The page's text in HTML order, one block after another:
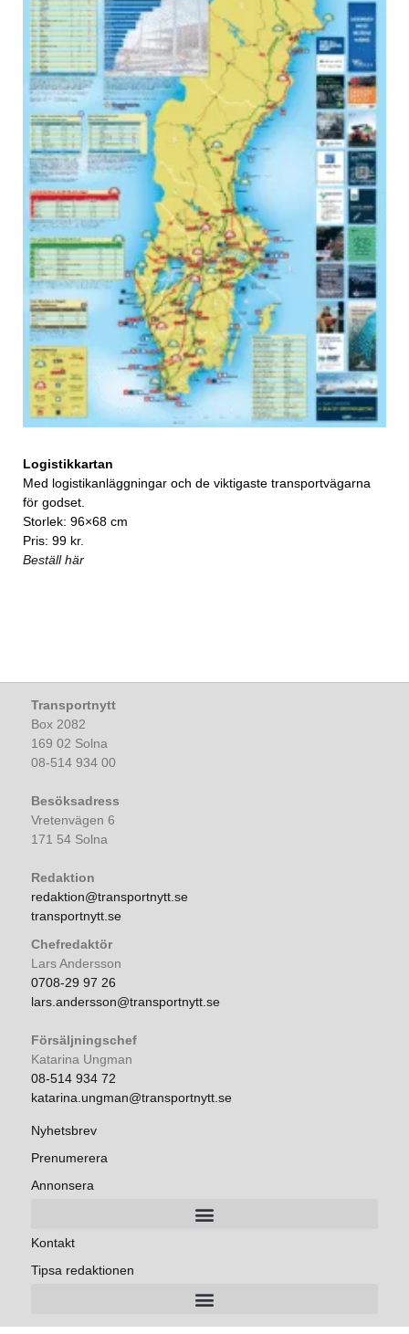
Logistikkartan
Med logistikanläggningar och de viktigaste transportvägarna
för godset.
Storlek: 96×68 cm
Pris: 99 kr.
Beställ här
Transportnytt
Box 2082
169 02 Solna
08-514 934 00
Besöksadress
Vretenvägen 6
171 54 Solna
Redaktion
redaktion@transportnytt.se
transportnytt.se
Chefredaktör
Lars Andersson
0708-29 97 26
lars.andersson@transportnytt.se
Försäljningschef
Katarina Ungman
08-514 934 72
katarina.ungman@transportnytt.se
Nyhetsbrev
Prenumerera
Annonsera
Kontakt
Tipsa redaktionen